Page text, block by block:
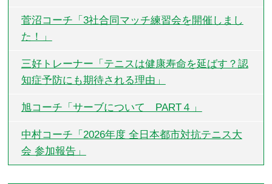
菅沼コーチ「3社合同マッチ練習会を開催しまし
た！」
三好トレーナー「テニスは健康寿命を延ばす？認
知症予防にも期待される理由」
旭コーチ「サーブについて PART４」
中村コーチ「2026年度 全日本都市対抗テニス大
会 参加報告」